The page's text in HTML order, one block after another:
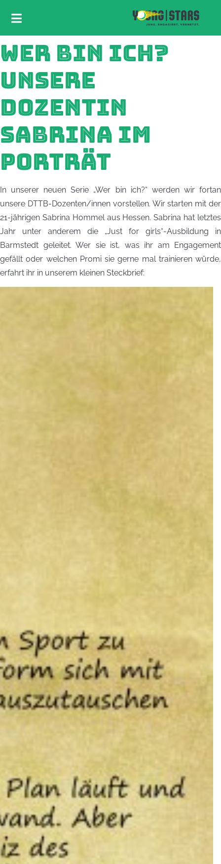
WER BIN ICH?
UNSERE
DOZENTIN
SABRINA IM
PORTRÄT
In unserer neuen Serie „Wer bin ich?“ werden wir fortan
unsere DTTB-Dozenten/innen vorstellen. Wir starten mit der
21-jährigen Sabrina Hommel aus Hessen. Sabrina hat letztes
Jahr unter anderem die „Just for girls“-Ausbildung in
Barmstedt geleitet. Wer sie ist, was ihr am Engagement
gefällt oder welchen Promi sie gerne mal trainieren würde,
erfahrt ihr in unserem kleinen Steckbrief: